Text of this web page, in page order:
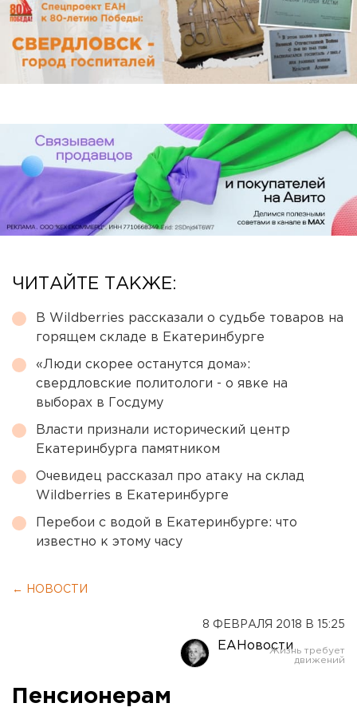
ЧИТАЙТЕ ТАКЖЕ:
В Wildberries рассказали о судьбе товаров на
горящем складе в Екатеринбурге
«Люди скорее останутся дома»:
свердловские политологи - о явке на
выборах в Госдуму
Власти признали исторический центр
Екатеринбурга памятником
Очевидец рассказал про атаку на склад
Wildberries в Екатеринбурге
Перебои с водой в Екатеринбурге: что
известно к этому часу
← НОВОСТИ
8 ФЕВРАЛЯ 2018 В 15:25
ЕАНовости
Пенсионерам